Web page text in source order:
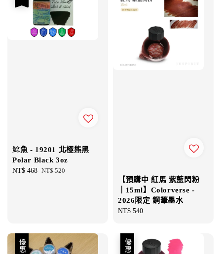
鯰魚 - 19201 北極熊黑
Polar Black 3oz
Sale
NT$ 468 Regular
NT$ 520
【預購中 紅馬 紫藍閃粉
｜15ml】Colorverse -
2026限定 鋼筆墨水
Regular
NT$ 540
優惠 優惠